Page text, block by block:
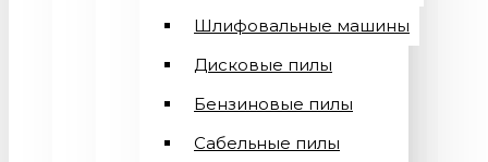
Шлифовальные машины
Дисковые пилы
Бензиновые пилы
Сабельные пилы